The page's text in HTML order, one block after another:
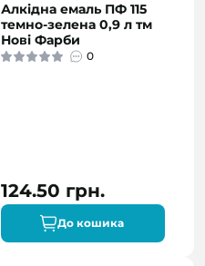
Алкідна емаль ПФ 115
темно-зелена 0,9 л тм
Нові Фарби
0
124.50 грн.
До кошика